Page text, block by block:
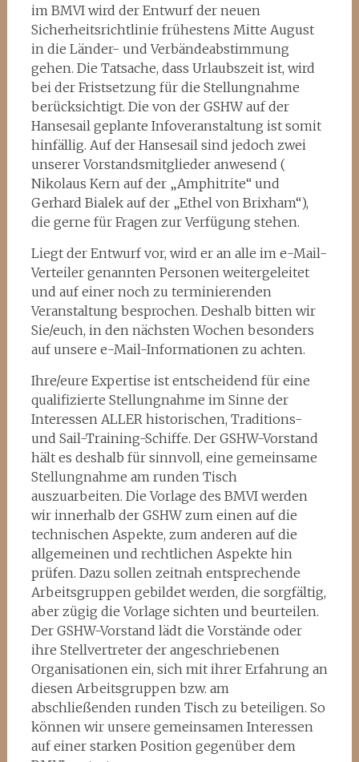
im BMVI wird der Entwurf der neuen
Sicherheitsrichtlinie frühestens Mitte August
in die Länder- und Verbändeabstimmung
gehen. Die Tatsache, dass Urlaubszeit ist, wird
bei der Fristsetzung für die Stellungnahme
berücksichtigt. Die von der GSHW auf der
Hansesail geplante Infoveranstaltung ist somit
hinfällig. Auf der Hansesail sind jedoch zwei
unserer Vorstandsmitglieder anwesend (
Nikolaus Kern auf der „Amphitrite“ und
Gerhard Bialek auf der „Ethel von Brixham“),
die gerne für Fragen zur Verfügung stehen.
Liegt der Entwurf vor, wird er an alle im e-Mail-
Verteiler genannten Personen weitergeleitet
und auf einer noch zu terminierenden
Veranstaltung besprochen. Deshalb bitten wir
Sie/euch, in den nächsten Wochen besonders
auf unsere e-Mail-Informationen zu achten.
Ihre/eure Expertise ist entscheidend für eine
qualifizierte Stellungnahme im Sinne der
Interessen ALLER historischen, Traditions-
und Sail-Training-Schiffe. Der GSHW-Vorstand
hält es deshalb für sinnvoll, eine gemeinsame
Stellungnahme am runden Tisch
auszuarbeiten. Die Vorlage des BMVI werden
wir innerhalb der GSHW zum einen auf die
technischen Aspekte, zum anderen auf die
allgemeinen und rechtlichen Aspekte hin
prüfen. Dazu sollen zeitnah entsprechende
Arbeitsgruppen gebildet werden, die sorgfältig,
aber zügig die Vorlage sichten und beurteilen.
Der GSHW-Vorstand lädt die Vorstände oder
ihre Stellvertreter der angeschriebenen
Organisationen ein, sich mit ihrer Erfahrung an
diesen Arbeitsgruppen bzw. am
abschließenden runden Tisch zu beteiligen. So
können wir unsere gemeinsamen Interessen
auf einer starken Position gegenüber dem